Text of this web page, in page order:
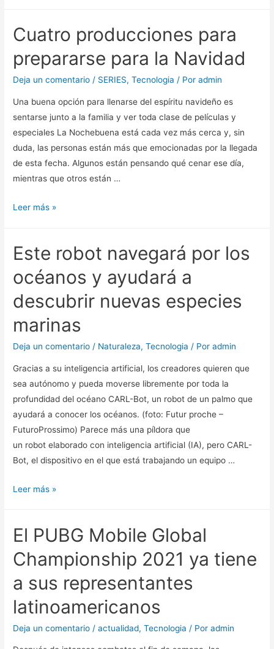
a
festejos
de
importantes
Cuatro producciones para
prepararse para la Navidad
Deja un comentario / SERIES,Tecnologia / Poradmin
Una buena opción para llenarse del espíritu navideño es
sentarse junto a la familia y ver toda clase de películas y
especiales La Nochebuena está cada vez más cerca y, sin
duda, las personas están más que emocionadas por la llegada
de esta fecha. Algunos están pensando qué cenar ese día,
mientras que otros están …
Cuatro
prepararse
la
Navidad
Leer más »
Este robot navegará por los
océanos y ayudará a
descubrir nuevas especies
marinas
Deja un comentario / Naturaleza,Tecnologia / Poradmin
Gracias a su inteligencia artificial, los creadores quieren que
sea autónomo y pueda moverse libremente por toda la
profundidad del océano CARL-Bot, un robot de un palmo que
ayudará a conocer los océanos. (foto: Futur proche –
FuturoProssimo) Parece más una píldora que
un robot elaborado con inteligencia artificial (IA), pero CARL-
Bot, el dispositivo en el que está trabajando un equipo …
Este
por
océanos
y
descubrir
Leer más »
El PUBG Mobile Global
Championship 2021 ya tiene
a sus representantes
latinoamericanos
Deja un comentario /actualidad,Tecnologia / Poradmin